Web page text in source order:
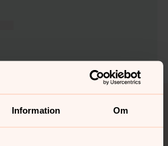
Information Om